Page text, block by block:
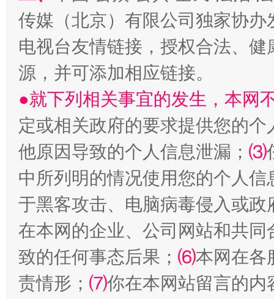
生
揭批美国五大"原罪" "炒
传媒（北京）有限公司独家协
电视台友情链接，授权合法、
源，并可添加相应链接。
●就下列相关事宜的发生，本网
定或相关政府的要求提供您的个
他原因导致的个人信息泄漏； ⑶
中所列明的情况使用您的个人
于黑客攻击、电脑病毒侵入或
在本网的企业、公司网站和共
致的任何事态后果； ⑹本网在各
责情形； ⑺你在本网站留言的内